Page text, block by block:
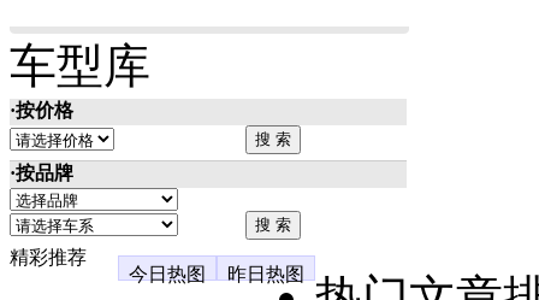
车型库
·按价格
·按品牌
精彩推荐
今日热图
昨日热图